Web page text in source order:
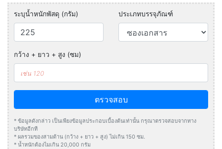
ระบุน้ำหนักพัสดุ (กรัม) ประเภทบรรจุภัณฑ์
กว้าง + ยาว + สูง (ซม)
ตรวจสอบ
* ข้อมูลดังกล่าว เป็นเพียงข้อมูลประกอบเบื้องต้นเท่านั้น กรุณาตรวจสอบจากทาง
บริษัทอีกที
* ผลรวมของสามด้าน (กว้าง + ยาว + สูง) ไม่เกิน 150 ซม.
* น้ำหนักต้องไมเกิน 20,000 กรัม